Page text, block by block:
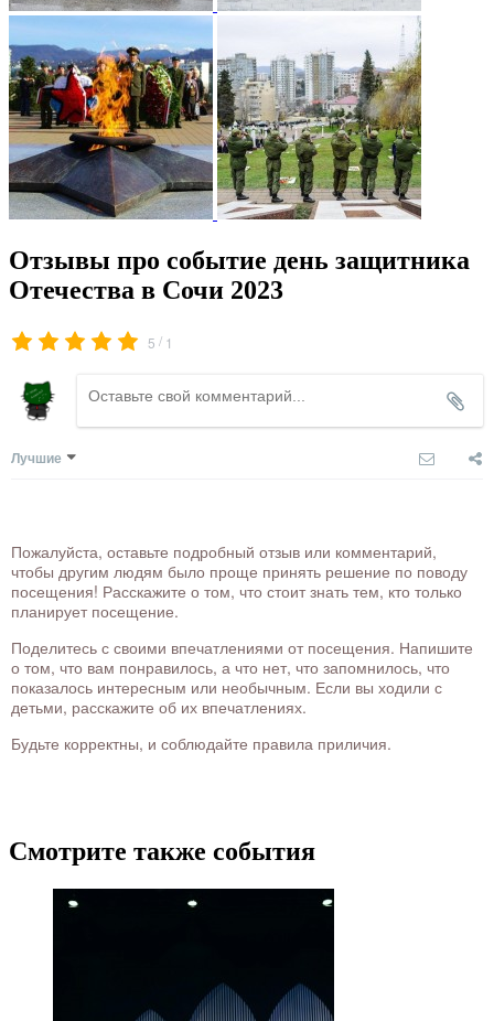
Отзывы про событие день защитника
Отечества в Сочи 2023
5 / 1
Лучшие
Пожалуйста, оставьте подробный отзыв или комментарий,
чтобы другим людям было проще принять решение по поводу
посещения! Расскажите о том, что стоит знать тем, кто только
планирует посещение.
Поделитесь с своими впечатлениями от посещения. Напишите
о том, что вам понравилось, а что нет, что запомнилось, что
показалось интересным или необычным. Если вы ходили с
детьми, расскажите об их впечатлениях.
Будьте корректны, и соблюдайте правила приличия.
Смотрите также события